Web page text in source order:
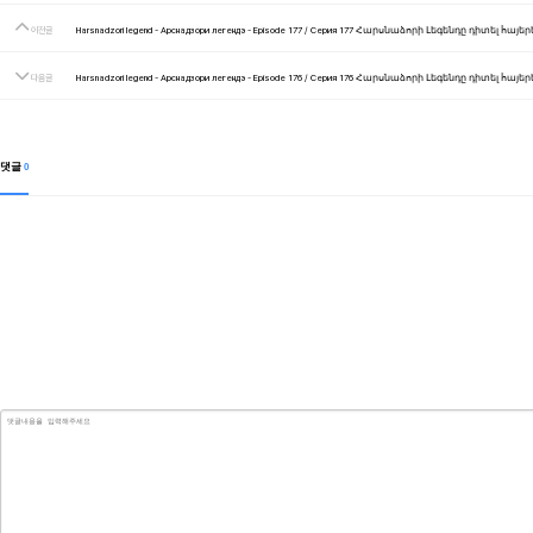
이전글 Harsnadzori legend - Арснадзори легендэ - Episode 177 / Серия 177 Հարսնաձորի Լեգենդը դիտել
다음글 Harsnadzori legend - Арснадзори легендэ - Episode 176 / Серия 176 Հարսնաձորի Լեգենդը դիտել
댓글 0